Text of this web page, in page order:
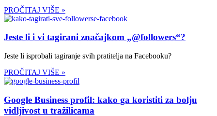
PROČITAJ VIŠE »
Jeste li i vi tagirani značajkom „@followers“?
Jeste li isprobali tagiranje svih pratitelja na Facebooku?
PROČITAJ VIŠE »
Google Business profil: kako ga koristiti za bolju
vidljivost u tražilicama